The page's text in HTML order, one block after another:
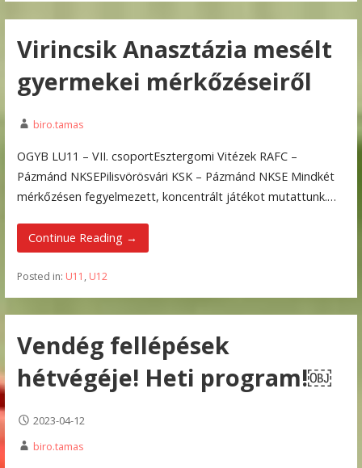
Virincsik Anasztázia mesélt
gyermekei mérkőzéseiről
biro.tamas
OGYB LU11 – VII. csoportEsztergomi Vitézek RAFC –
Pázmánd NKSEPilisvörösvári KSK – Pázmánd NKSE Mindkét
mérkőzésen fegyelmezett, koncentrált játékot mutattunk.…
Continue Reading →
Posted in: U11 , U12
Vendég fellépések
hétvégéje! Heti program!￼
2023-04-12
biro.tamas